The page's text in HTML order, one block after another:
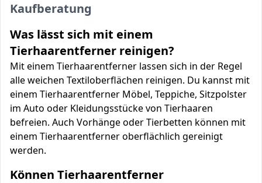
Kaufberatung
Was lässt sich mit einem
Tierhaarentferner reinigen?
Mit einem Tierhaarentferner lassen sich in der Regel
alle weichen Textiloberflächen reinigen. Du kannst mit
einem Tierhaarentferner Möbel, Teppiche, Sitzpolster
im Auto oder Kleidungsstücke von Tierhaaren
befreien. Auch Vorhänge oder Tierbetten können mit
einem Tierhaarentferner oberflächlich gereinigt
werden.
Können Tierhaarentferner